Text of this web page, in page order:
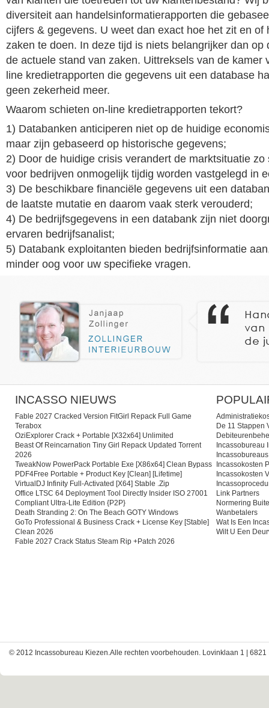
diversiteit aan handelsinformatierapporten die
cijfers & gegevens. U weet dan exact hoe het zit en of
zaken te doen. In deze tijd is niets belangrijker dan op
de actuele stand van zaken. Uittreksels van de kamer
line kredietrapporten die gegevens uit een database
geen zekerheid meer.
Waarom schieten on-line kredietrapporten tekort?
1) Databanken anticiperen niet op de huidige
maar zijn gebaseerd op historische gegevens;
2) Door de huidige crisis verandert de marktsituatie
voor bedrijven onmogelijk tijdig worden vastgelegd in
3) De beschikbare financiële gegevens uit een
de laatste mutatie en daarom vaak sterk verouderd;
4) De bedrijfsgegevens in een databank zijn niet
ervaren bedrijfsanalist;
5) Databank exploitanten bieden bedrijfsinformatie
minder oog voor uw specifieke vragen.
INCASSO NIEUWS
Fable 2027 Cracked Version FitGirl Repack Full Game
Terabox
OziExplorer Crack + Portable [x32x64] Unlimited
Beast Of Reincarnation Tiny Girl Repack Updated Torrent
2026
TweakNow PowerPack Portable Exe [x86x64] Clean Bypass
PDF4Free Portable + Product Key [Clean] [Lifetime]
VirtualDJ Infinity Full-Activated [x64] Stable .zip
Office LTSC 64 Deployment Tool Directly Insider ISO 27001
Compliant Ultra-Lite Edition {P2P}
Death Stranding 2: On The Beach GOTY Windows
GoTo Professional & Business Crack + License Key [Stable]
Clean 2026
Fable 2027 Crack Status Steam Rip +Patch 2026
De 11 Stappen
Incassobureau
Incassobureaus
Incassokosten
Incassokosten
Link Partners
Normering
Wanbetalers
Wat Is Een
Wilt U Een
© 2012 Incassobureau Kiezen.Alle rechten voorbehouden. Lovinklaan 1 | 6821